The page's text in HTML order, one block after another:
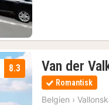
8.3 Van der
Romantisk
Belgien ›